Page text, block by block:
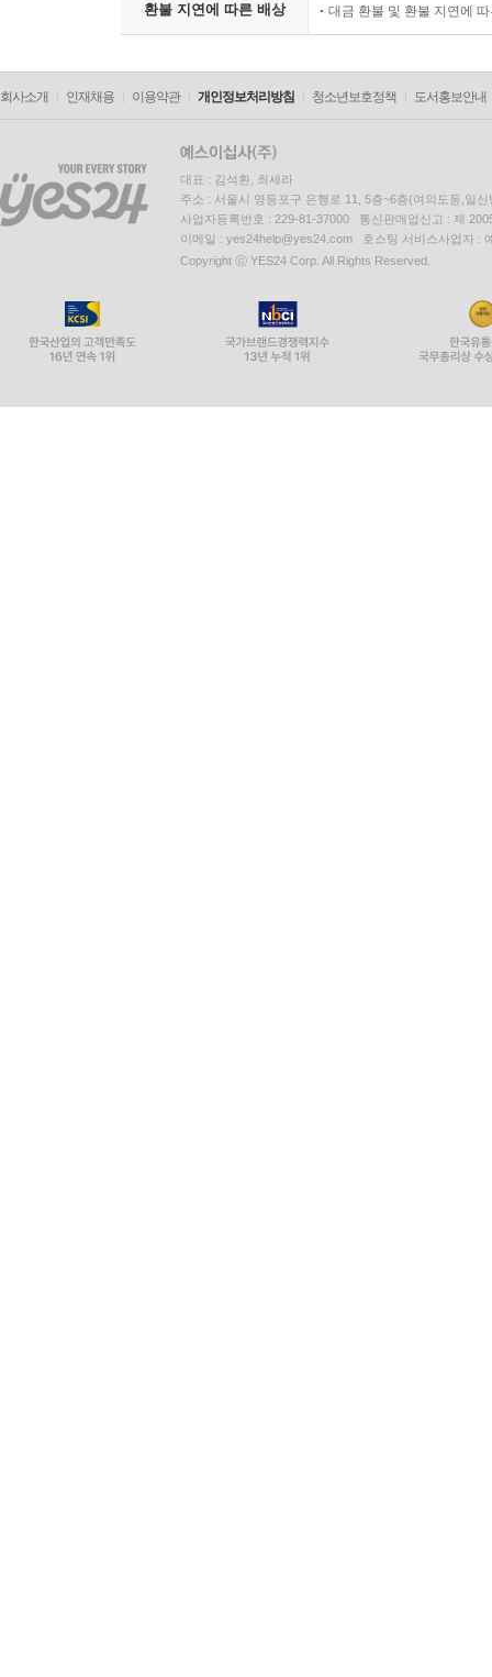
환불 지연에 따른 배상 대금 환불 및 환불 지연에
회사소개 인재채용 이용약관 개인정보처리방침 청소년보호정책 도서홍보안내
대표 : 김석환, 최세라
주소 : 서울시 영등포구 은행로 11, 5층~6층(여의도동,일신
사업자등록번호 : 229-81-37000 통신판매업신고 : 제
이메일 : yes24help@yes24.com 호스팅 서비스사업자 :
Copyright ⓒ YES24 Corp. All Rights Reserved.